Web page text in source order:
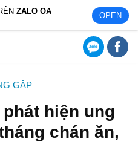
ZALO OA OPEN
GẶP
hiện ung
chán ăn,